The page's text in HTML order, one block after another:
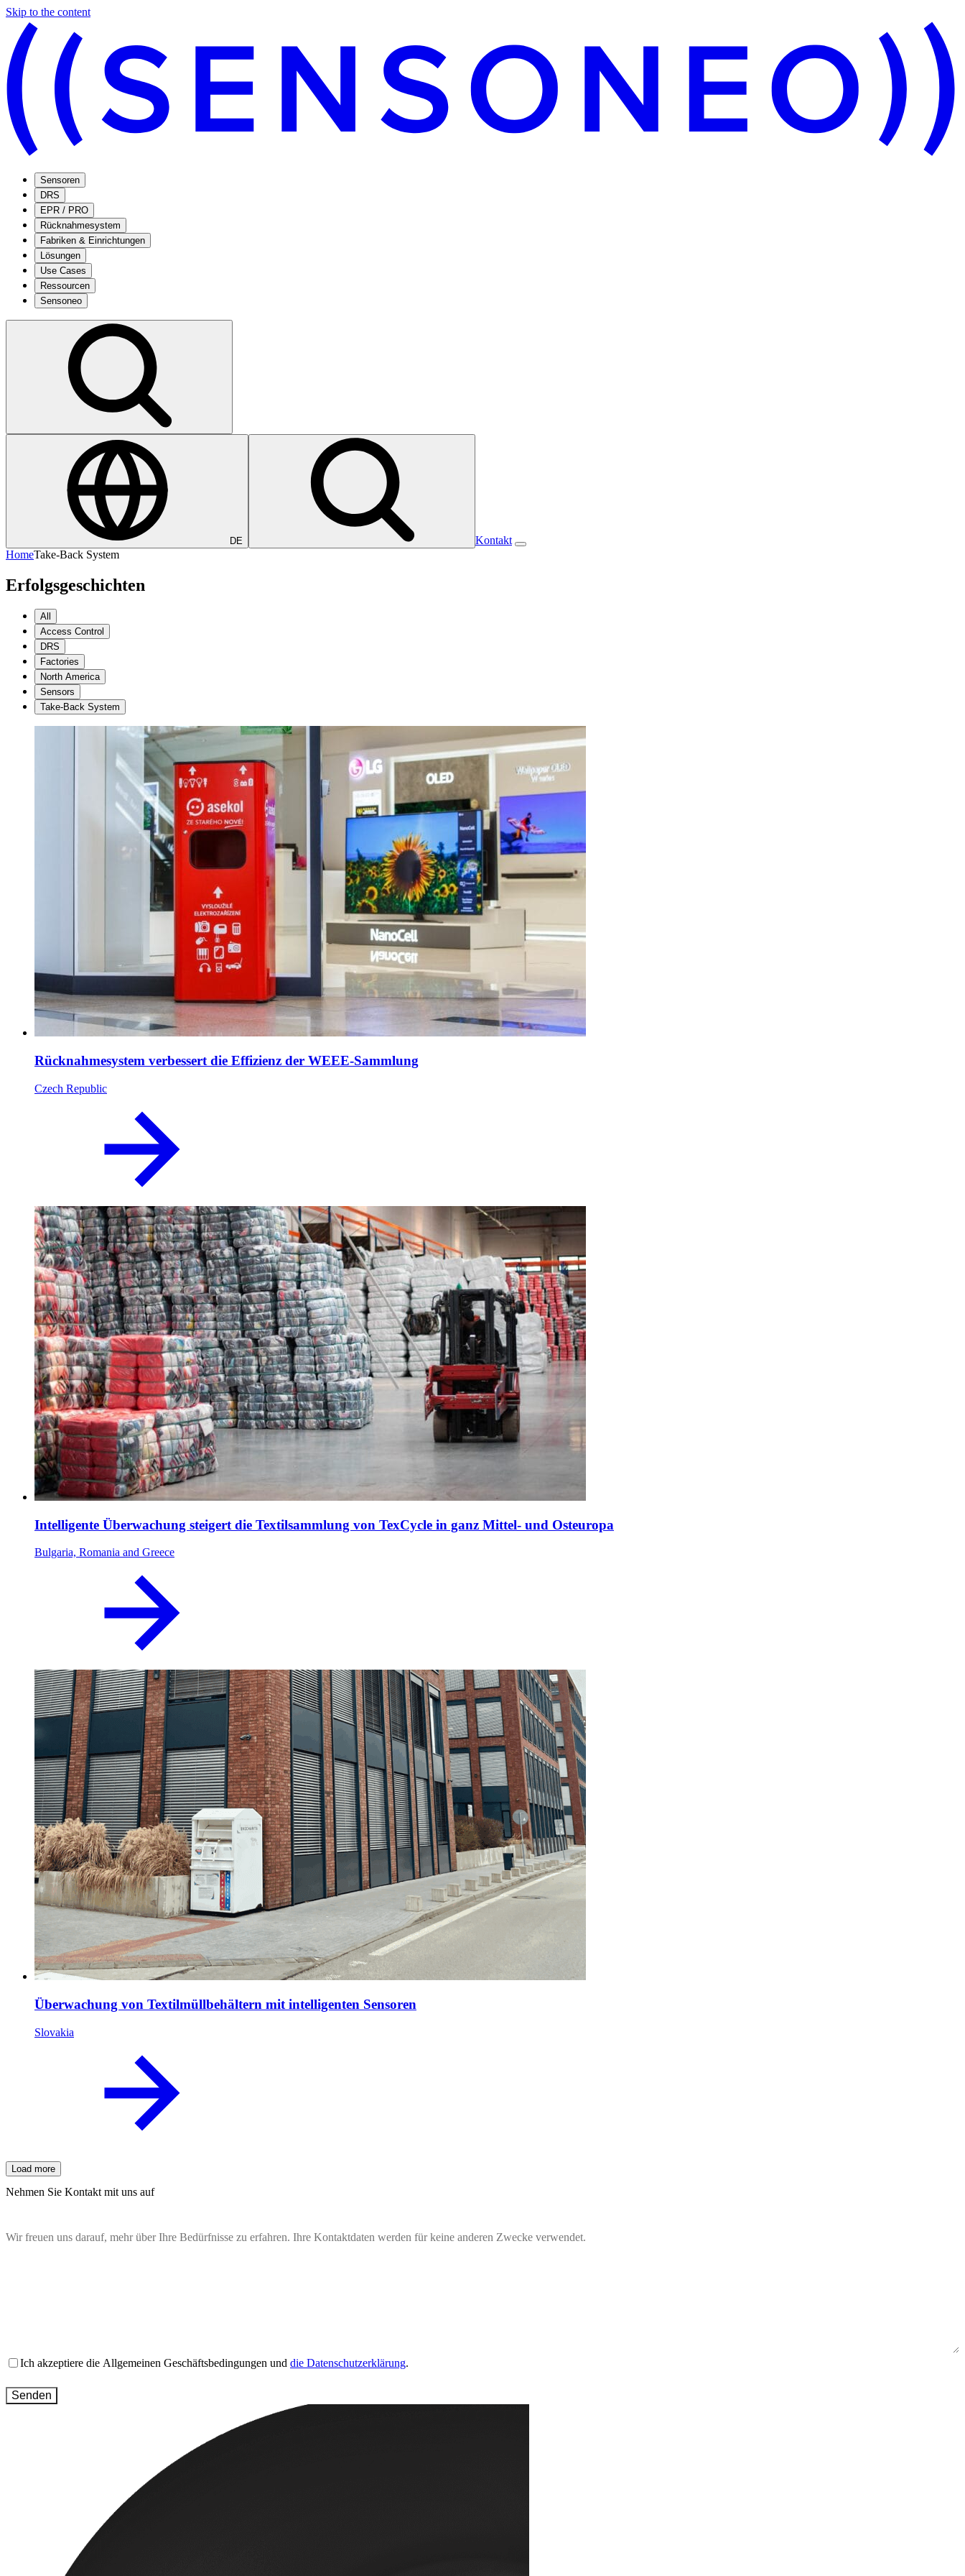
Skip to the content
Sensoren
DRS
EPR / PRO
Rücknahmesystem
Fabriken & Einrichtungen
Lösungen
Use Cases
Ressourcen
Sensoneo
DE
Kontakt
HomeTake-Back System
Erfolgsgeschichten
All
Access Control
DRS
Factories
North America
Sensors
Take-Back System
Rücknahmesystem verbessert die Effizienz der WEEE-Sammlung
Czech Republic
Intelligente Überwachung steigert die Textilsammlung von TexCycle in ganz Mittel- und Osteuropa
Bulgaria, Romania and Greece
Überwachung von Textilmüllbehältern mit intelligenten Sensoren
Slovakia
Load more
Nehmen Sie Kontakt mit uns auf
Wir freuen uns darauf, mehr über Ihre Bedürfnisse zu erfahren. Ihre Kontaktdaten werden für keine anderen Zwecke verwendet.
Terms
conditions(erforderlich)
Ich akzeptiere die Allgemeinen Geschäftsbedingungen und die Datenschutzerklärung.